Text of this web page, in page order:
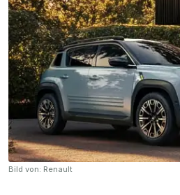
Bild von: Renault